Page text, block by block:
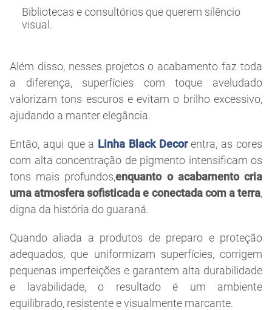
Bibliotecas e consultórios que querem silêncio
visual.
Além disso, nesses projetos o acabamento faz toda
a diferença, superfícies com toque aveludado
valorizam tons escuros e evitam o brilho excessivo,
ajudando a manter elegância.
Então, aqui que a Linha Black Decorentra, as cores
com alta concentração de pigmento intensificam os
tons mais profundos,enquanto o acabamento cria
uma atmosfera sofisticada e conectada com a terra,
digna da história do guaraná.
Quando aliada a produtos de preparo e proteção
adequados, que uniformizam superfícies, corrigem
pequenas imperfeições e garantem alta durabilidade
e lavabilidade, o resultado é um ambiente
equilibrado, resistente e visualmente marcante.